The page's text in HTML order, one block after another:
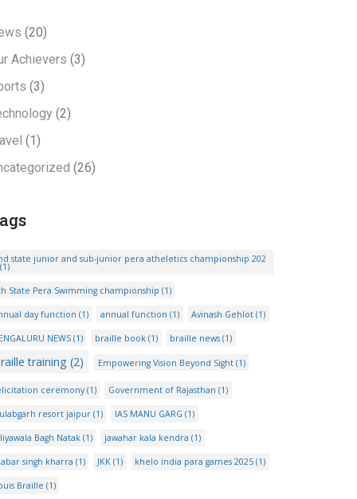
(20)
Achievers (3)
(3)
(2)
(1)
(26)
state junior and sub-junior pera atheletics championship 202
State Pera Swimming championship (1)
day function (1) annual function (1) Avinash Gehlot (1)
NEWS(1) braille book(1) braille news (1)
training (2) Empowering Vision Beyond Sight(1)
ceremony(1) Government of Rajasthan (1)
resort jaipur(1) IAS MANU GARG (1)
Bagh Natak(1) jawahar kala kendra (1)
singh kharra (1) JKK(1) khelo india para games 2025 (1)
Braille (1)